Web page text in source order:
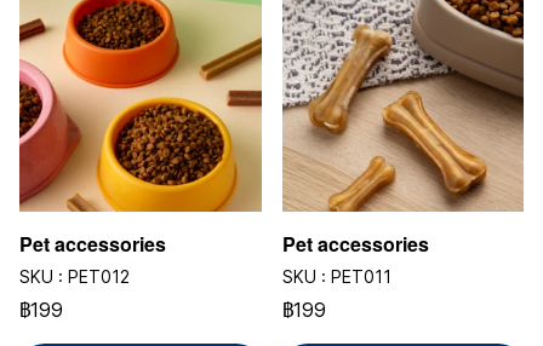
Pet accessories
SKU : PET012
฿199
Pet accessories
SKU : PET011
฿199